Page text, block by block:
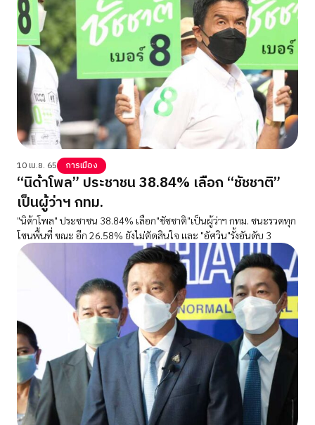
10 เม.ย. 65 การเมือง
“นิด้าโพล” ประชาชน 38.84% เลือก “ชัชชาติ”
เป็นผู้ว่าฯ กทม.
"นิด้าโพล" ประชาชน 38.84% เลือก"ชัชชาติ"เป็นผู้ว่าฯ กทม. ชนะรวดทุก
โซนพื้นที่ ขณะ อีก 26.58% ยังไม่ตัดสินใจ และ "อัศวิน"รั้งอันดับ 3